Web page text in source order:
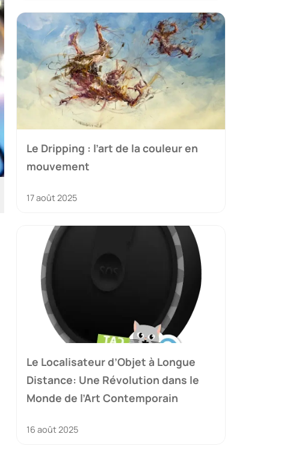
Le Dripping : l’art de la couleur en
mouvement
17 août 2025
Le Localisateur d’Objet à Longue
Distance: Une Révolution dans le
Monde de l’Art Contemporain
16 août 2025